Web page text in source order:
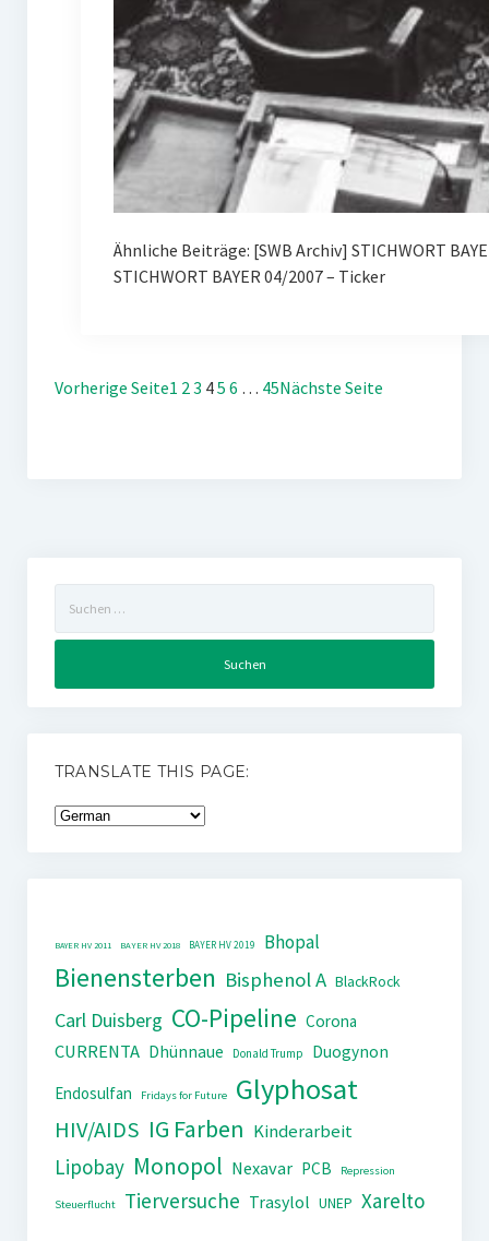
Ähnliche Beiträge: [SWB Archiv] STICHWORT
STICHWORT BAYER 04/2007 – Ticker
Vorherige Seite1 23 45 6 … 45Nächste Seite
nach:
TRANSLATE THIS PAGE:
BAYER HV 2011 BAYER HV 2018 BAYER HV 2019 Bhopal
Bienensterben Bisphenol A BlackRock
Carl Duisberg CO-Pipeline Corona
CURRENTA Dhünnaue Donald Trump
Duogynon
Endosulfan
Fridays for Future Glyphosat
HIV/AIDS IG Farben Kinderarbeit
Lipobay Monopol Nexavar PCB Repression
Steuerflucht Tierversuche Trasylol UNEP Xarelto